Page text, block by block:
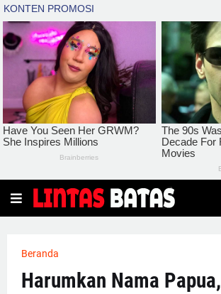
Beranda
Harumkan Nama Papua,